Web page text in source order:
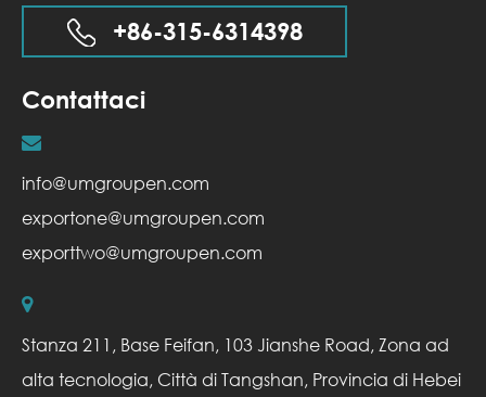
+86-315-6314398
Contattaci
info@umgroupen.com
exportone@umgroupen.com
exporttwo@umgroupen.com
Stanza 211, Base Feifan, 103 Jianshe Road, Zona ad
alta tecnologia, Città di Tangshan, Provincia di Hebei